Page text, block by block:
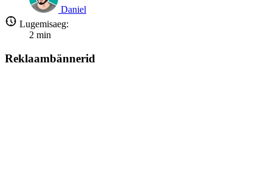
Daniel
Lugemisaeg:
2 min
Reklaambännerid